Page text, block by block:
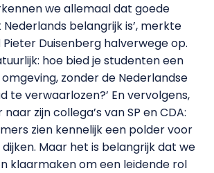
we allemaal dat goede
belangrijk is’, merkte
Duisenberg halverwege op.
hoe bied je studenten een
zonder de Nederlandse
te verwaarlozen?’ En vervolgens,
zijn collega’s van SP en CDA:
zien kennelijk een polder voor
Maar het is belangrijk dat we
klaarmaken om een leidende rol